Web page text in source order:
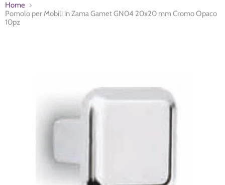
Home
Pomolo per Mobili in Zama Gamet GN04 20x20 mm Cromo Opaco
10pz